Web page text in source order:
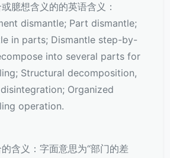
臆想含义的的英语含义：
dismantle; Part dismantle;
in parts; Dismantle step-by-
into several parts for
Structural decomposition,
Organized
operation.
含义：字面意思为“部门的差